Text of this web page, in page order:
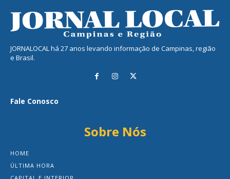
JORNALOCAL há 27 anos levando informação de Campinas, região
e Brasil.
Fale Conosco
Sobre Nós
HOME
ÚLTIMA HORA